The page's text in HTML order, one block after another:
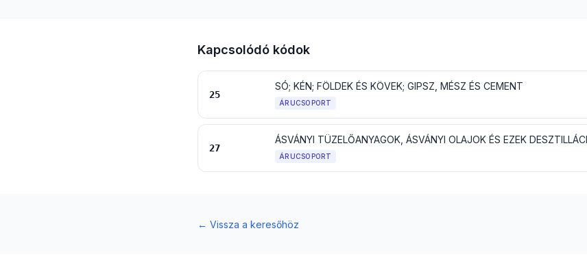
Kapcsolódó kódok
25
SÓ; KÉN; FÖLDEK ÉS KÖVEK; GIPSZ, MÉSZ ÉS CEMENT
ÁRUCSOPORT
27
ÁRUCSOPORT
← Vissza a keresőhöz